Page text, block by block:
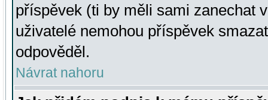
příspěvek (ti by měli sami zanechat
uživatelé nemohou příspěvek
odpověděl.
Návrat nahoru